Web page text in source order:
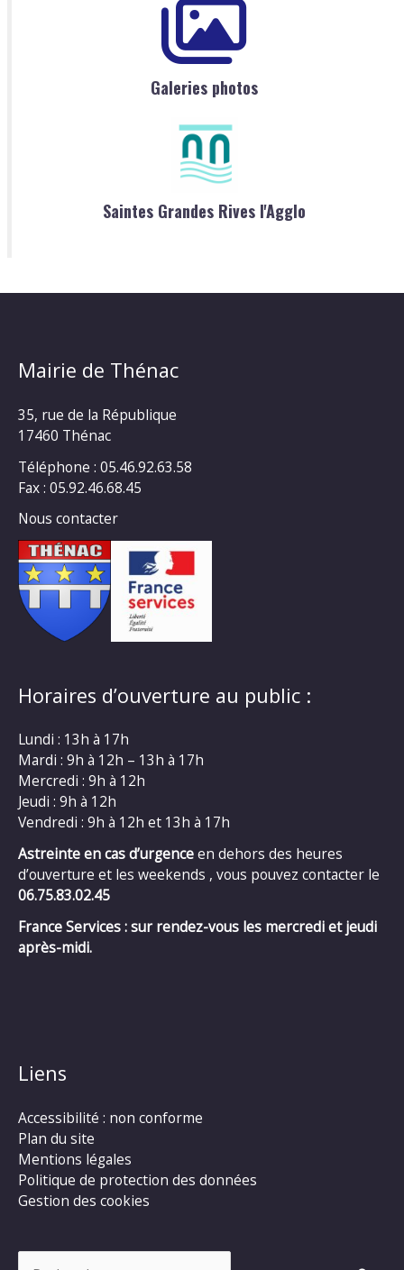
Galeries photos
Saintes Grandes Rives l'Agglo
Mairie de Thénac
35, rue de la République
17460 Thénac
Téléphone : 05.46.92.63.58
Fax : 05.92.46.68.45
Nous contacter
Horaires d’ouverture au public :
Lundi : 13h à 17h
Mardi : 9h à 12h – 13h à 17h
Mercredi : 9h à 12h
Jeudi : 9h à 12h
Vendredi : 9h à 12h et 13h à 17h
Astreinte en cas d’urgenceen dehors des heures
d’ouverture et les weekends , vous pouvez contacter le
06.75.83.02.45
France Services : sur rendez-vous les mercredi et jeudi
après-midi.
Liens
Accessibilité : non conforme
Plan du site
Mentions légales
Politique de protection des données
Gestion des cookies